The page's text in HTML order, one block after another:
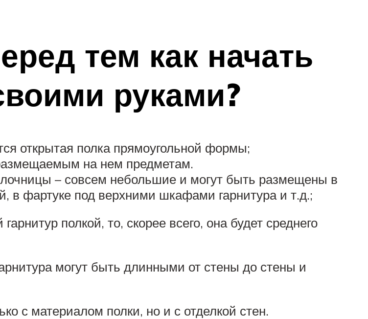
тем как начать
руками?
открытая полка прямоугольной формы;
на нем предметам.
– совсем небольшие и могут быть размещены в
в фартуке под верхними шкафами гарнитура и т.д.;
полкой, то, скорее всего, она будет среднего
могут быть длинными от стены до стены и
с материалом полки, но и с отделкой стен.